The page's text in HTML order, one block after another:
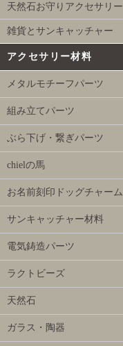
天然石お守りアクセサリー
雑貨とサンキャッチャー
アクセサリー材料
メタルモチーフパーツ
組み立てパーツ
ぶら下げ・繋ぎパーツ
chielの馬
お名前刻印ドッグチャーム
サンキャッチャー材料
電気鋳造パーツ
ラクトビーズ
天然石
ガラス・陶器